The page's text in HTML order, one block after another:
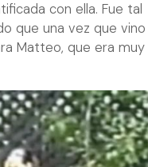
con ella. Fue tal
que una vez que vino
Matteo, que era muy